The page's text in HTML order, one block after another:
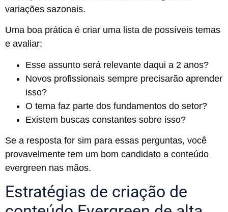
variações sazonais.
Uma boa prática é criar uma lista de possíveis temas
e avaliar:
Esse assunto será relevante daqui a 2 anos?
Novos profissionais sempre precisarão aprender
isso?
O tema faz parte dos fundamentos do setor?
Existem buscas constantes sobre isso?
Se a resposta for sim para essas perguntas, você
provavelmente tem um bom candidato a conteúdo
evergreen nas mãos.
Estratégias de criação de